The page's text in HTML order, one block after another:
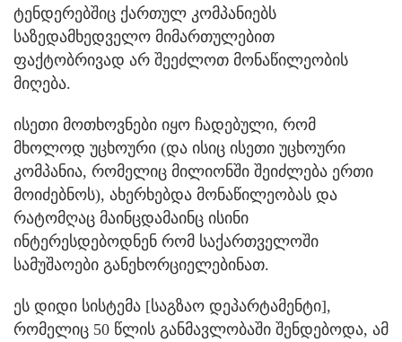
ტენდერებშიც ქართულ კომპანიებს
საზედამხედველო მიმართულებით
ფაქტობრივად არ შეეძლოთ მონაწილეობის
მიღება.
ისეთი მოთხოვნები იყო ჩადებული, რომ
მხოლოდ უცხოური (და ისიც ისეთი უცხოური
კომპანია, რომელიც მილიონში შეიძლება ერთი
მოიძებნოს), ახერხებდა მონაწილეობას და
რატომღაც მაინცდამაინც ისინი
ინტერესდებოდნენ რომ საქართველოში
სამუშაოები განეხორციელებინათ.
ეს დიდი სისტემა [საგზაო დეპარტამენტი],
რომელიც 50 წლის განმავლობაში შენდებოდა, ამ